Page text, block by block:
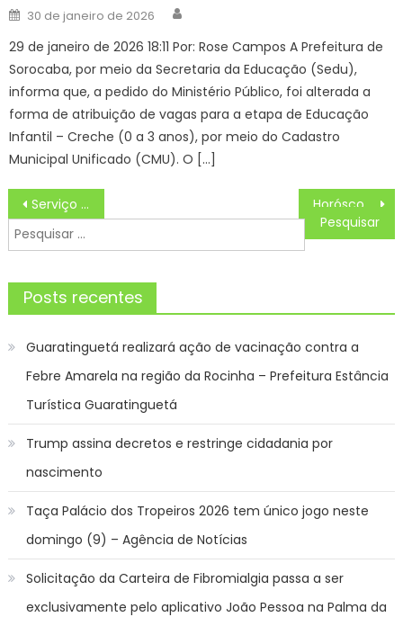
Posted
on
30 de janeiro de 2026
29 de janeiro de 2026 18:11 Por: Rose Campos A Prefeitura de
Sorocaba, por meio da Secretaria da Educação (Sedu),
informa que, a pedido do Ministério Público, foi alterada a
forma de atribuição de vagas para a etapa de Educação
Infantil – Creche (0 a 3 anos), por meio do Cadastro
Municipal Unificado (CMU). O […]
Navegação
de
Post
Serviço indisponível no momento
Pesquisar
por:
Posts recentes
Guaratinguetá realizará ação de vacinação contra a
Febre Amarela na região da Rocinha – Prefeitura Estância
Turística Guaratinguetá
Trump assina decretos e restringe cidadania por
nascimento
Taça Palácio dos Tropeiros 2026 tem único jogo neste
domingo (9) – Agência de Notícias
Solicitação da Carteira de Fibromialgia passa a ser
exclusivamente pelo aplicativo João Pessoa na Palma da